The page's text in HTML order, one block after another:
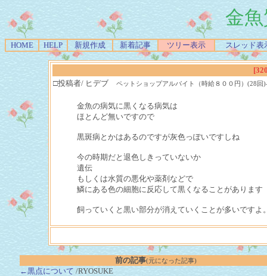
金
HOME HELP 新規作成 新着記事 ツリー表示 スレッド表
□投稿者/ ヒデブ
ペットショップアルバイト（時給８００円）(28回
金魚の病気に黒くなる病気は
ほとんど無いですので
黒斑病とかはあるのですが灰色っぽいですしね
今の時期だと退色しきっていないか
遺伝
もしくは水質の悪化や薬剤などで
鱗にある色の細胞に反応して黒くなることがあります
飼っていくと黒い部分が消えていくことが多いですよ
前の記事(元になった記事)
←黒点について /RYOSUKE